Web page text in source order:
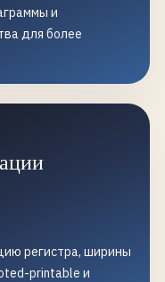
и
для более
регистра, ширины
printable и